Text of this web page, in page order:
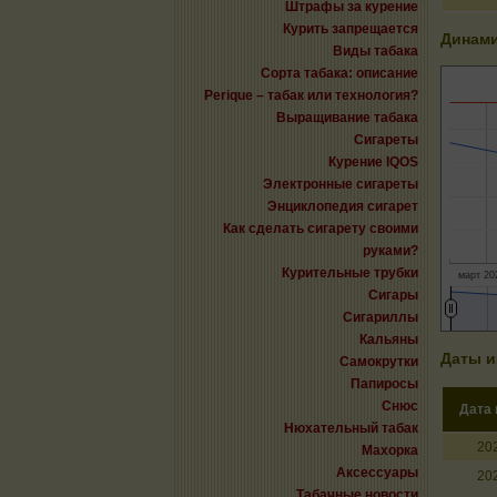
Штрафы за курение
Курить запрещается
Виды табака
Сорта табака: описание
Perique – табак или технология?
Выращивание табака
Сигареты
Курение IQOS
Электронные сигареты
Энциклопедия сигарет
Как сделать сигарету своими
руками?
Курительные трубки
Сигары
Сигариллы
Кальяны
Самокрутки
Папиросы
Снюс
Нюхательный табак
Махорка
Аксессуары
март
Даты
Дата